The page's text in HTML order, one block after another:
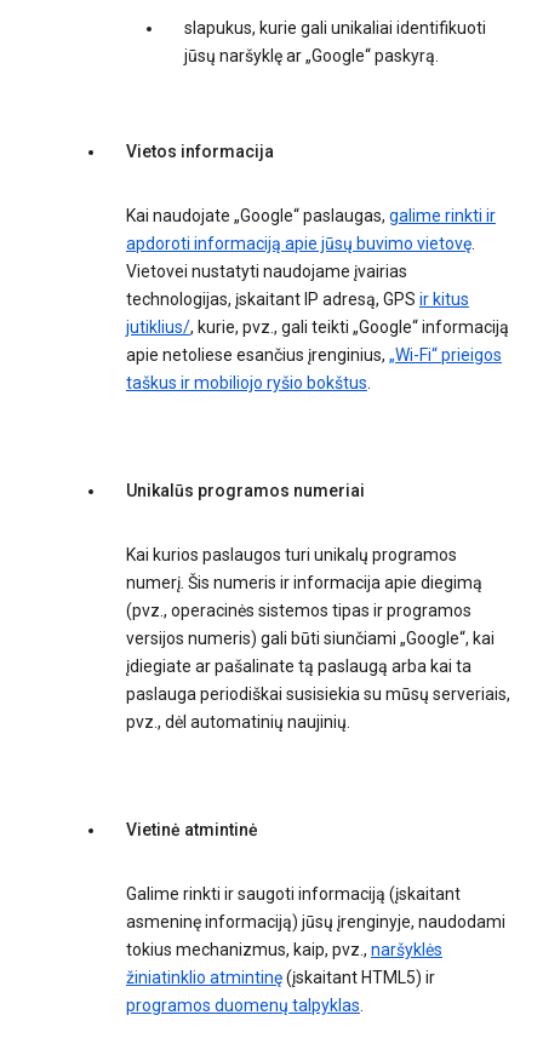
slapukus, kurie gali unikaliai identifikuoti
jūsų naršyklę ar „Google“ paskyrą.
Vietos informacija
Kai naudojate „Google“ paslaugas, galime rinkti ir
apdoroti informaciją apie jūsų buvimo vietovę.
Vietovei nustatyti naudojame įvairias
technologijas, įskaitant IP adresą, GPS ir kitus
jutiklius/, kurie, pvz., gali teikti „Google“ informaciją
apie netoliese esančius įrenginius, „Wi-Fi“ prieigos
taškus ir mobiliojo ryšio bokštus.
Unikalūs programos numeriai
Kai kurios paslaugos turi unikalų programos
numerį. Šis numeris ir informacija apie diegimą
(pvz., operacinės sistemos tipas ir programos
versijos numeris) gali būti siunčiami „Google“, kai
įdiegiate ar pašalinate tą paslaugą arba kai ta
paslauga periodiškai susisiekia su mūsų serveriais,
pvz., dėl automatinių naujinių.
Vietinė atmintinė
Galime rinkti ir saugoti informaciją (įskaitant
asmeninę informaciją) jūsų įrenginyje, naudodami
tokius mechanizmus, kaip, pvz., naršyklės
žiniatinklio atmintinę(įskaitant HTML5) ir
programos duomenų talpyklas.